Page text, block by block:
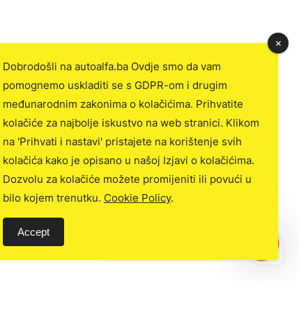
Dobrodošli na autoalfa.ba Ovdje smo da vam
pomognemo uskladiti se s GDPR-om i drugim
međunarodnim zakonima o kolačićima. Prihvatite
kolačiće za najbolje iskustvo na web stranici. Klikom
na 'Prihvati i nastavi' pristajete na korištenje svih
kolačića kako je opisano u našoj Izjavi o kolačićima.
Dozvolu za kolačiće možete promijeniti ili povući u
bilo kojem trenutku. Cookie Policy.
Accept